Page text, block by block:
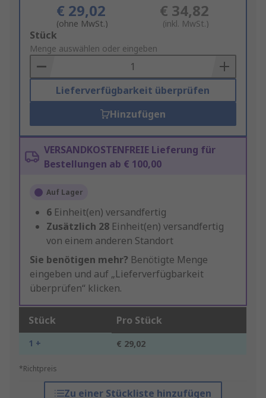
€ 29,02
(ohne MwSt.)
€ 34,82
(inkl. MwSt.)
Add
to
Basket
Stück
Menge auswählen oder eingeben
Lieferverfügbarkeit überprüfen
Hinzufügen
VERSANDKOSTENFREIE Lieferung für
Bestellungen ab € 100,00
Auf Lager
6 Einheit(en) versandfertig
Zusätzlich 28 Einheit(en) versandfertig
von einem anderen Standort
Sie benötigen mehr? Benötigte Menge
eingeben und auf „Lieferverfügbarkeit
überprüfen“ klicken.
Stück Pro Stück
1 + € 29,02
*Richtpreis
Zu einer Stückliste hinzufügen